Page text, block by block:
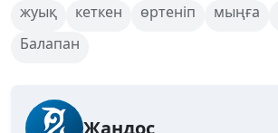
жуық кеткен өртеніп мыңға
Балапан
Жандос